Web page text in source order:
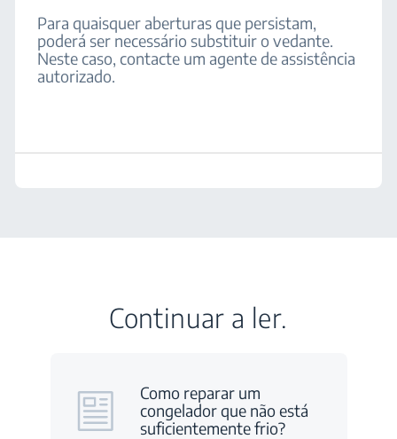
Para quaisquer aberturas que persistam,
poderá ser necessário substituir o vedante.
Neste caso, contacte um agente de assistência
autorizado.
Continuar a ler.
Como reparar um
congelador que não está
suficientemente frio?